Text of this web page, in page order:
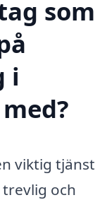
som
i
viktig tjänst
och